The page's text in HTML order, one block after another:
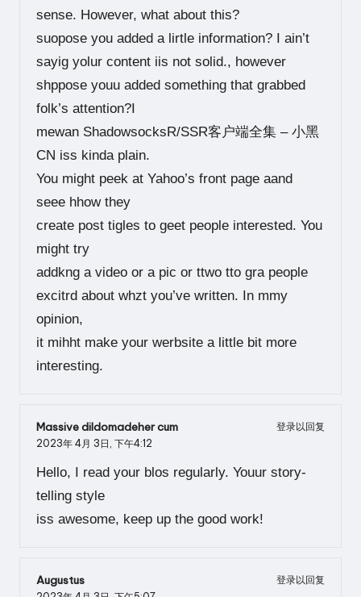
sense. However, what about this?
suopose you added a lirtle information? I ain’t
sayig yolur content iis not solid., however
shppose youu added something that grabbed
folk’s attention?I
mewan ShadowsocksR/SSR客户端全集 – 小黑
CN iss kinda plain.
You might peek at Yahoo’s front page aand
seee hhow they
create post tigles to geet people interested. You
might try
addkng a video or a pic or ttwo tto gra people
excitrd about whzt you’ve written. In mmy
opinion,
it mihht make your werbsite a little bit more
interesting.
Massive dildomadeher cum
登录以回复
2023年 4月 3日, 下午4:12
Hello, I read your blos regularly. Youur story-
telling style
iss awesome, keep up the good work!
Augustus
登录以回复